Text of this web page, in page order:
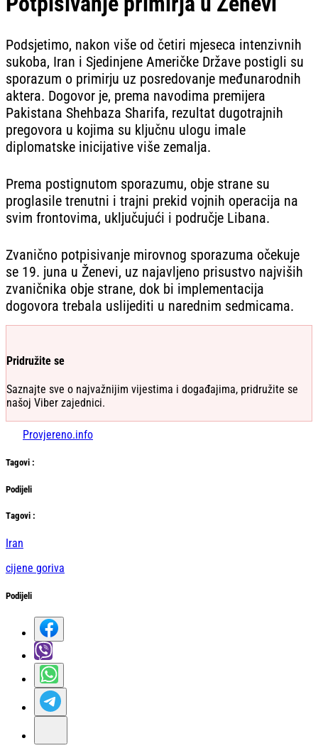
Podsjetimo, nakon više od četiri mjeseca intenzivnih
sukoba, Iran i Sjedinjene Američke Države postigli su
sporazum o primirju uz posredovanje međunarodnih
aktera. Dogovor je, prema navodima premijera
Pakistana Shehbaza Sharifa, rezultat dugotrajnih
pregovora u kojima su ključnu ulogu imale
diplomatske inicijative više zemalja.
Prema postignutom sporazumu, obje strane su
proglasile trenutni i trajni prekid vojnih operacija na
svim frontovima, uključujući i područje Libana.
Zvanično potpisivanje mirovnog sporazuma očekuje
se 19. juna u Ženevi, uz najavljeno prisustvo najviših
zvaničnika obje strane, dok bi implementacija
dogovora trebala uslijediti u narednim sedmicama.
Pridružite se
Saznajte sve o najvažnijim vijestima i događajima, pridružite se
našoj Viber zajednici.
Provjereno.info
Tagovi :
Podijeli
Тagovi :
Iran
cijene goriva
Podijeli